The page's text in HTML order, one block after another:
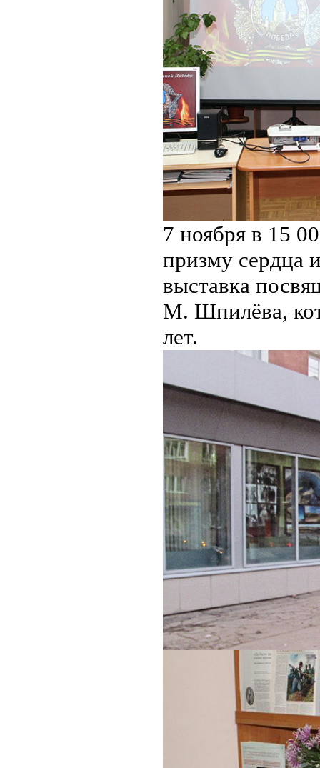
7 ноября в 15
призму сердца
выставка
М. Шпилёва,
лет.